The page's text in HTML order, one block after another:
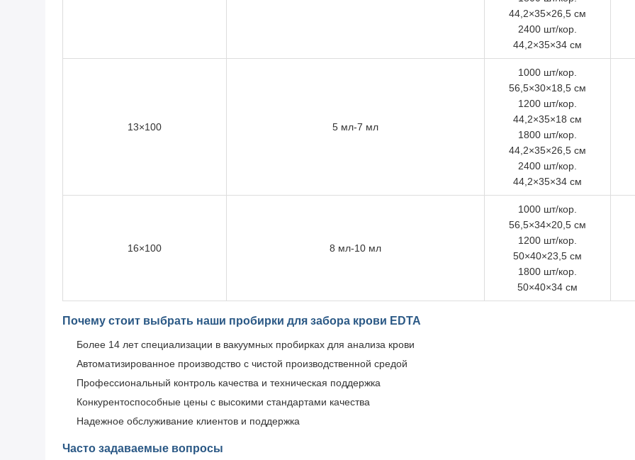
44,2×35×26,5 см
2400 шт/кор.
44,2×35×34 см
13×100 5 мл-7 мл
1000 шт/кор.
56,5×30×18,5 см
1200 шт/кор.
44,2×35×18 см
1800 шт/кор.
44,2×35×26,5 см
2400 шт/кор.
44,2×35×34 см
16×100 8 мл-10 мл
1000 шт/кор.
56,5×34×20,5 см
1200 шт/кор.
50×40×23,5 см
1800 шт/кор.
50×40×34 см
Почему стоит выбрать наши пробирки для забора крови EDTA
Более 14 лет специализации в вакуумных пробирках для анализа крови
Автоматизированное производство с чистой производственной средой
Профессиональный контроль качества и техническая поддержка
Конкурентоспособные цены с высокими стандартами качества
Надежное обслуживание клиентов и поддержка
Часто задаваемые вопросы